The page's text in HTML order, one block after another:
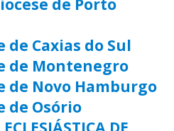
de Porto
de Caxias do Sul
de Montenegro
de Novo Hamburgo
de Osório